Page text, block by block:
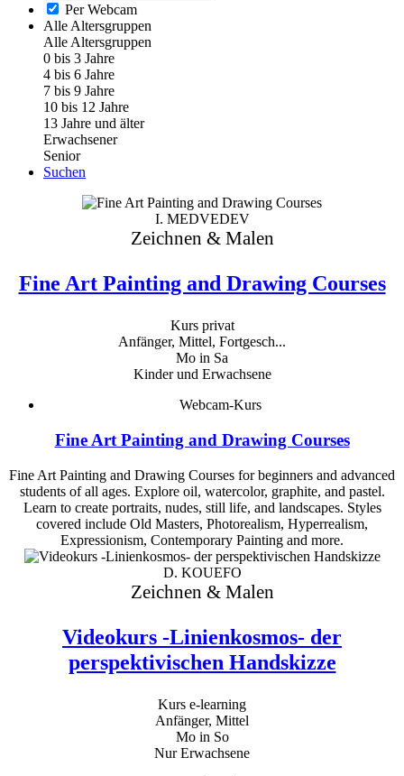
Per Webcam
Alle Altersgruppen
Alle Altersgruppen
0 bis 3 Jahre
4 bis 6 Jahre
7 bis 9 Jahre
10 bis 12 Jahre
13 Jahre und älter
Erwachsener
Senior
Suchen
I. MEDVEDEV
Zeichnen & Malen
Fine Art Painting and Drawing Courses
Kurs privat
Anfänger, Mittel, Fortgesch...
Mo in Sa
Kinder und Erwachsene
Webcam-Kurs
Fine Art Painting and Drawing Courses
Fine Art Painting and Drawing Courses for beginners and advanced
students of all ages. Explore oil, watercolor, graphite, and pastel.
Learn to create portraits, nudes, still life, and landscapes. Styles
covered include Old Masters, Photorealism, Hyperrealism,
Expressionism, Contemporary Painting and more.
D. KOUEFO
Zeichnen & Malen
Videokurs -Linienkosmos- der
perspektivischen Handskizze
Kurs e-learning
Anfänger, Mittel
Mo in So
Nur Erwachsene